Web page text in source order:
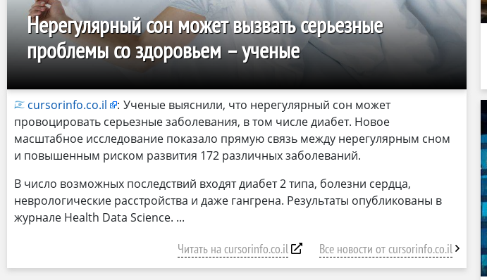
Нерегулярный сон может вызвать серьезные
проблемы со здоровьем – ученые
cursorinfo.co.il : Ученые выяснили, что нерегулярный сон может
провоцировать серьезные заболевания, в том числе диабет. Новое
масштабное исследование показало прямую связь между нерегулярным сном
и повышенным риском развития 172 различных заболеваний.
В число возможных последствий входят диабет 2 типа, болезни сердца,
неврологические расстройства и даже гангрена. Результаты опубликованы в
журнале Health Data Science.
Читать на cursorinfo.co.il Все новости от cursorinfo.co.il